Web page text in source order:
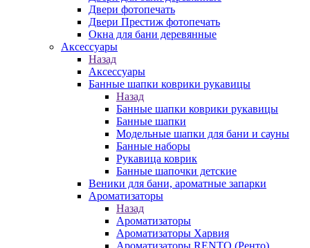
Двери фотопечать
Двери Престиж фотопечать
Окна для бани деревянные
Аксессуары
Назад
Аксессуары
Банные шапки коврики рукавицы
Назад
Банные шапки коврики рукавицы
Банные шапки
Модельные шапки для бани и сауны
Банные наборы
Рукавица коврик
Банные шапочки детские
Веники для бани, ароматные запарки
Ароматизаторы
Назад
Ароматизаторы
Ароматизаторы Харвия
Ароматизаторы RENTO (Ренто)